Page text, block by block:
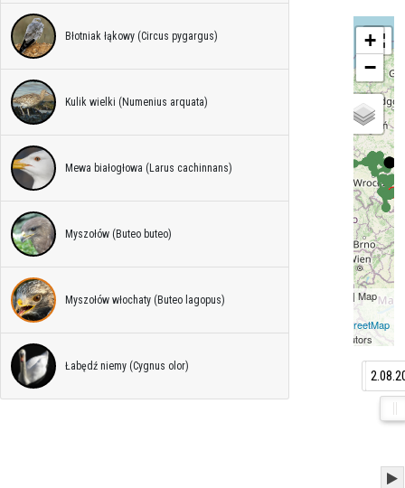
Błotniak łąkowy (Circus pygargus)
Kulik wielki (Numenius arquata)
Mewa białogłowa (Larus cachinnans)
Myszołów (Buteo buteo)
Myszołów włochaty (Buteo lagopus)
Łabędź niemy (Cygnus olor)
+
−
| Map
OpenStreetMap
contributors